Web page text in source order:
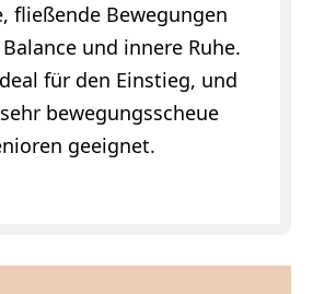
fließende Bewegungen
und innere Ruhe.
für den Einstieg, und
bewegungsscheue
geeignet.